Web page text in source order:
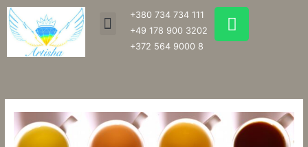
Zum
Inhalt
springen
Menu
+380 734 734 111
+49 178 900 3202
+372 564 9000 8
W
h
a
p
p